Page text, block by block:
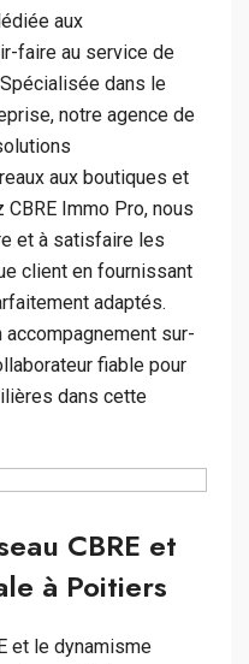
aux
faire au service de
dans le
notre agence de
aux boutiques et
Immo Pro, nous
et à satisfaire les
client en fournissant
adaptés.
sur-
fiable pour
dans cette
CBRE et
à Poitiers
et le dynamisme